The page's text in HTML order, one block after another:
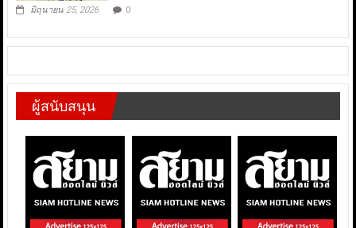
มิถุนายน 25, 2026 0
ผู้สนับสนุน